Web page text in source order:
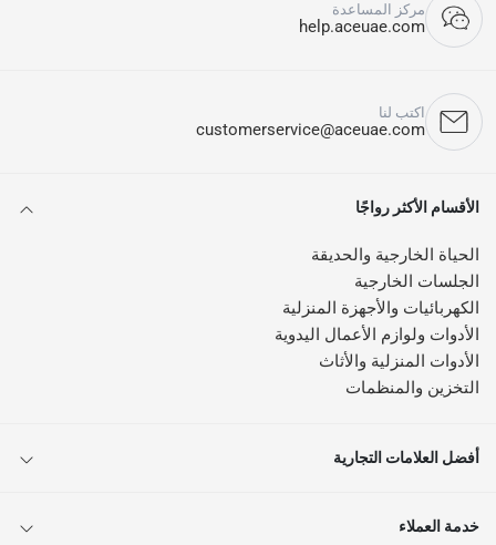
مركز المساعدة
help.aceuae.com
اكتب لنا
customerservice@aceuae.com
الأقسام الأكثر رواجًا
الحياة الخارجية والحديقة
الجلسات الخارجية
الكهربائيات والأجهزة المنزلية
الأدوات ولوازم الأعمال اليدوية
الأدوات المنزلية والأثاث
التخزين والمنظمات
أفضل العلامات التجارية
خدمة العملاء